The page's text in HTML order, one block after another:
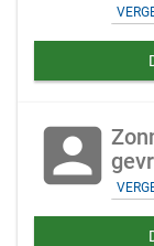
account_box